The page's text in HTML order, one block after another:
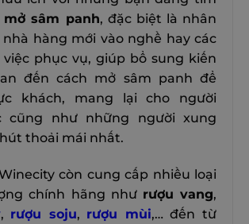
mở sâm panh, đặc biệt là nhân
hàng mới vào nghề hay các
phục vụ, giúp bổ sung kiến
đến cách mở sâm panh để
khách, mang lại cho người
cũng như những người xung
thoải mái nhất.
còn cung cấp nhiều loại
chính hãng như rượu vang,
, rượu soju, rượu mùi,… đến từ